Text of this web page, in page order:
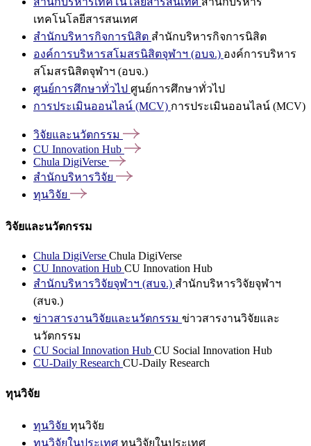
เทคโนโลยีสารสนเทศ
สำนักบริหารกิจการนิสิต สำนักบริหารกิจการนิสิต
องค์การบริหารสโมสรนิสิตจุฬาฯ (อบจ.) องค์การบริหาร
สโมสรนิสิตจุฬาฯ (อบจ.)
ศูนย์การศึกษาทั่วไป ศูนย์การศึกษาทั่วไป
การประเมินออนไลน์ (MCV) การประเมินออนไลน์ (MCV)
วิจัยและนวัตกรรม
CU Innovation Hub
Chula DigiVerse
สำนักบริหารวิจัย
ทุนวิจัย
วิจัยและนวัตกรรม
Chula DigiVerse Chula DigiVerse
CU Innovation Hub CU Innovation Hub
สำนักบริหารวิจัยจุฬาฯ (สบจ.) สำนักบริหารวิจัยจุฬาฯ
(สบจ.)
ข่าวสารงานวิจัยและนวัตกรรม ข่าวสารงานวิจัยและ
นวัตกรรม
CU Social Innovation Hub CU Social Innovation Hub
CU-Daily Research CU-Daily Research
ทุนวิจัย
ทุนวิจัย ทุนวิจัย
ทุนวิจัยในประเทศ ทุนวิจัยในประเทศ